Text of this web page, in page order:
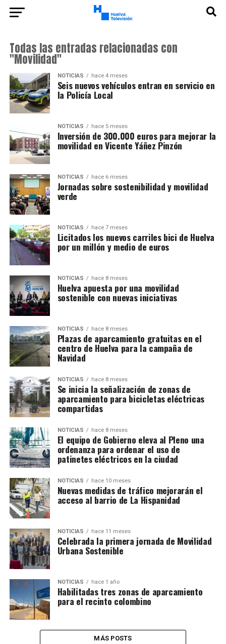
Todas las entradas relacionadas con
"Movilidad"
NOTICIAS hace 4 meses
Seis nuevos vehículos entran en servicio en
la Policía Local
NOTICIAS hace 5 meses
Inversión de 300.000 euros para mejorar la
movilidad en Vicente Yáñez Pinzón
NOTICIAS hace 6 meses
Jornadas sobre sostenibilidad y movilidad
verde
NOTICIAS hace 7 meses
Licitados los nuevos carriles bici de Huelva
por un millón y medio de euros
NOTICIAS hace 8 meses
Huelva apuesta por una movilidad
sostenible con nuevas iniciativas
NOTICIAS hace 8 meses
Plazas de aparcamiento gratuitas en el
centro de Huelva para la campaña de
Navidad
NOTICIAS hace 8 meses
Se inicia la señalización de zonas de
aparcamiento para bicicletas eléctricas
compartidas
NOTICIAS hace 8 meses
El equipo de Gobierno eleva al Pleno una
ordenanza para ordenar el uso de
patinetes eléctricos en la ciudad
NOTICIAS hace 10 meses
Nuevas medidas de tráfico mejorarán el
acceso al barrio de La Hispanidad
NOTICIAS hace 11 meses
Celebrada la primera jornada de Movilidad
Urbana Sostenible
NOTICIAS hace 1 año
Habilitadas tres zonas de aparcamiento
para el recinto colombino
MÁS POSTS